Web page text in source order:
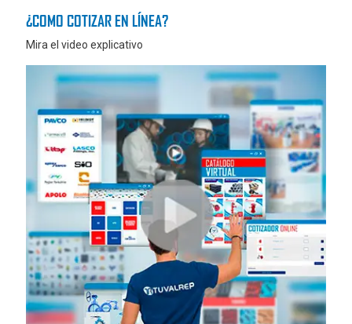
¿COMO COTIZAR EN LÍNEA?
Mira el video explicativo